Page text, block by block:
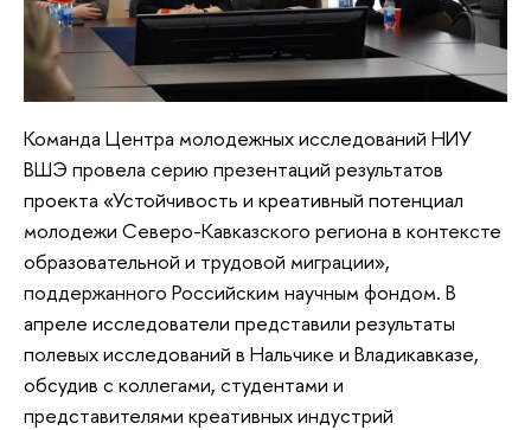
Команда Центра молодежных исследований НИУ
ВШЭ провела серию презентаций результатов
проекта «Устойчивость и креативный потенциал
молодежи Северо-Кавказского региона в контексте
образовательной и трудовой миграции»,
поддержанного Российским научным фондом. В
апреле исследователи представили результаты
полевых исследований в Нальчике и Владикавказе,
обсудив с коллегами, студентами и
представителями креативных индустрий